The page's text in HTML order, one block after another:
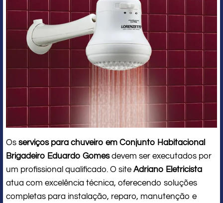
Os serviços para chuveiro em Conjunto Habitacional
Brigadeiro Eduardo Gomesdevem ser executados por
um profissional qualificado. O site Adriano Eletricista
atua com excelência técnica, oferecendo soluções
completas para instalação, reparo, manutenção e